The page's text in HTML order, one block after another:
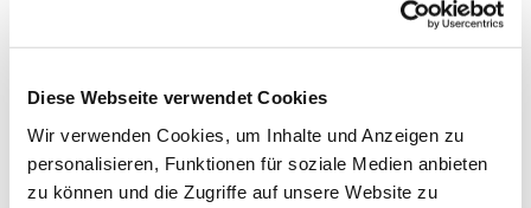
Diese Webseite verwendet Cookies
Wir verwenden Cookies, um Inhalte und Anzeigen zu
personalisieren, Funktionen für soziale Medien anbieten
zu können und die Zugriffe auf unsere Website zu